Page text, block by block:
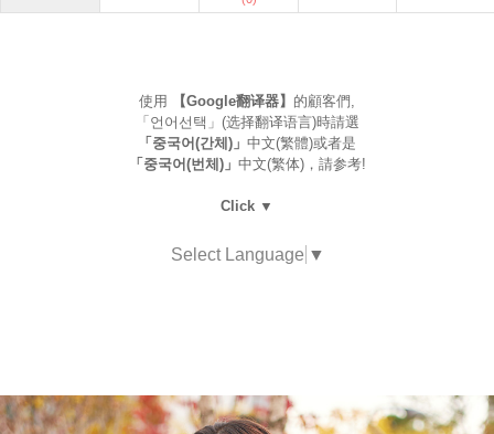
使用 【Google翻译器】 的顧客們,
「언어선택」(选择翻译语言)時請選
「중국어(간체)」 中文(繁體)或者是
「중국어(번체)」 中文(繁体)，請参考!
Click ▼
Select Language ▼